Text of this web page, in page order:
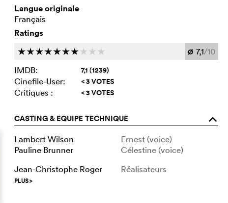
Langue originale
Français
Ratings
ccccccc c c c Ø 7,1/10
IMDB:
7,1 (1239)
Cinefile-User: < 3 VOTES
Critiques : < 3 VOTES
CASTING & EQUIPE TECHNIQUE o
Lambert Wilson
Ernest (voice)
Pauline Brunner
Célestine (voice)
Jean-Christophe Roger
Réalisateurs
PLUS>